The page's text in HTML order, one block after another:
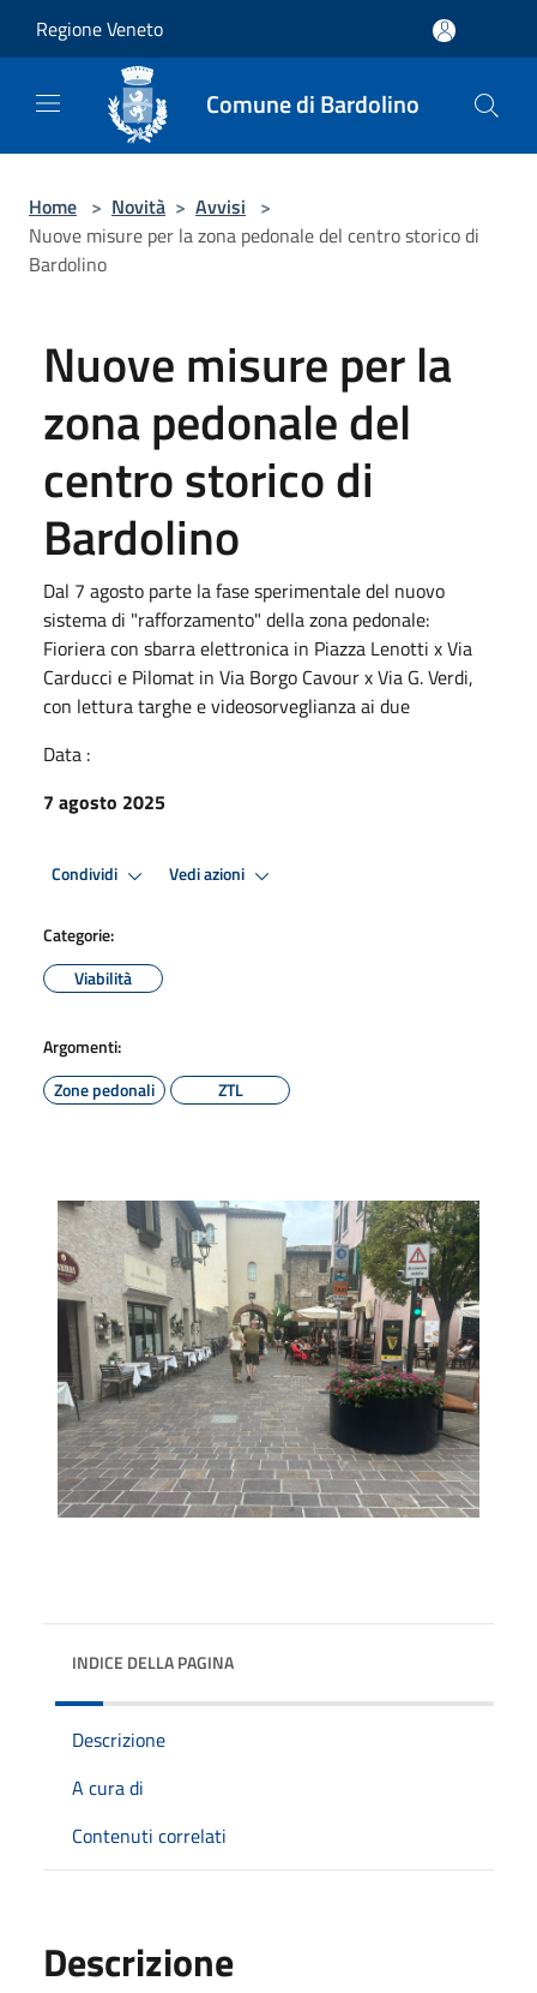
Regione Veneto
Comune di Bardolino
Home > Novità > Avvisi >
Nuove misure per la zona pedonale del centro storico di
Bardolino
Nuove misure per la
zona pedonale del
centro storico di
Bardolino
Dal 7 agosto parte la fase sperimentale del nuovo
sistema di "rafforzamento" della zona pedonale:
Fioriera con sbarra elettronica in Piazza Lenotti x Via
Carducci e Pilomat in Via Borgo Cavour x Via G. Verdi,
con lettura targhe e videosorveglianza ai due
Data :
7 agosto 2025
Condividi Vedi azioni
Categorie:
Viabilità
Argomenti:
Zone pedonali
ZTL
INDICE DELLA PAGINA
Descrizione
A cura di
Contenuti correlati
Descrizione